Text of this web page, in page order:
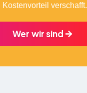
Kostenvorteil verschafft.
Wer wir sind